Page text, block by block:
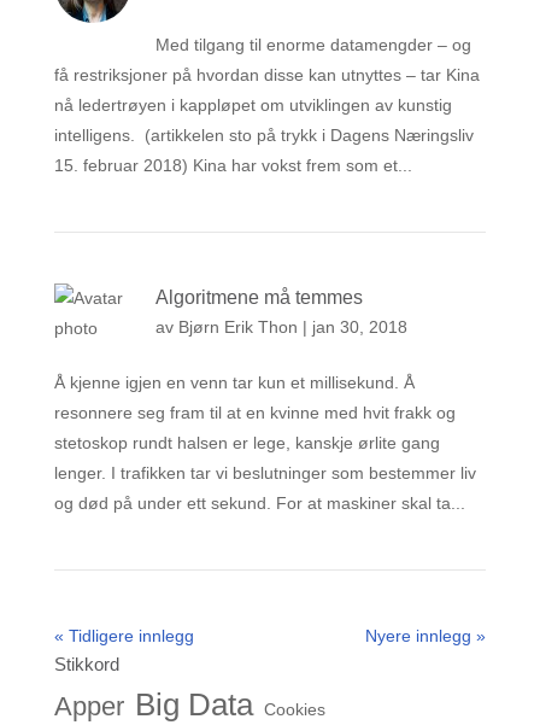
Med tilgang til enorme datamengder – og
få restriksjoner på hvordan disse kan utnyttes – tar Kina
nå ledertrøyen i kappløpet om utviklingen av kunstig
intelligens. (artikkelen sto på trykk i Dagens Næringsliv
15. februar 2018) Kina har vokst frem som et...
Algoritmene må temmes
av Bjørn Erik Thon | jan 30, 2018
Å kjenne igjen en venn tar kun et millisekund. Å
resonnere seg fram til at en kvinne med hvit frakk og
stetoskop rundt halsen er lege, kanskje ørlite gang
lenger. I trafikken tar vi beslutninger som bestemmer liv
og død på under ett sekund. For at maskiner skal ta...
« Tidligere innlegg Nyere innlegg »
Stikkord
Apper Big Data Cookies